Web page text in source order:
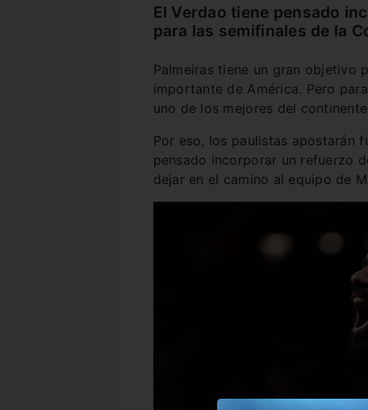
El Verdao tiene pensado
para las semifinales de la
Palmeiras tiene un gran objetivo
importante de América. Pero
uno de los mejores del
Por eso, los paulistas apostarán
pensado incorporar un refuerzo
dejar en el camino al equipo de